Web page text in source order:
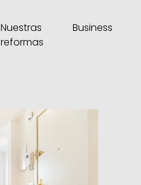
Nuestras
reformas
Business